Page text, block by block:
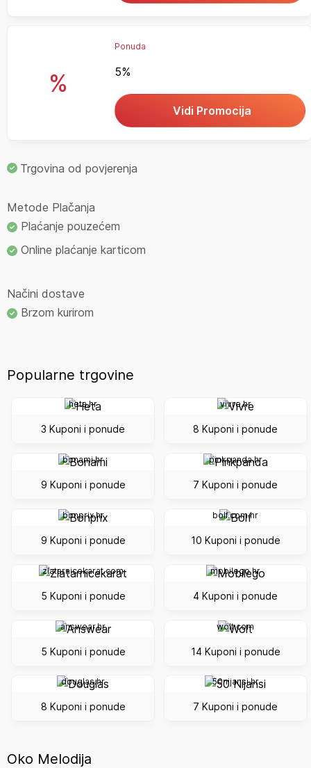
%
Ponuda
5%
Vidi Promocija
Trgovina od povjerenja
Metode Plačanja
Plaćanje pouzećem
Online plaćanje karticom
Načini dostave
Brzom kurirom
Popularne trgovine
heta.hr
3 Kuponi i ponude
vivre.hr
8 Kuponi i ponude
bonami.hr
9 Kuponi i ponude
pinkpanda.hr
7 Kuponi i ponude
bonprix.hr
9 Kuponi i ponude
bolf.com.hr
10 Kuponi i ponude
zlatarnicekarat.com
5 Kuponi i ponude
mobilego.hr
4 Kuponi i ponude
answear.hr
5 Kuponi i ponude
wolt.com
14 Kuponi i ponude
douglas.hr
8 Kuponi i ponude
50nijansi.hr
7 Kuponi i ponude
Oko Melodija